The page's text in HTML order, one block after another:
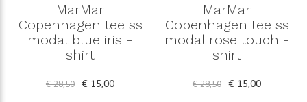
MarMar
Copenhagen tee ss
modal blue iris -
shirt
€ 28,50 € 15,00
MarMar
Copenhagen tee ss
modal rose touch -
shirt
€ 28,50 € 15,00